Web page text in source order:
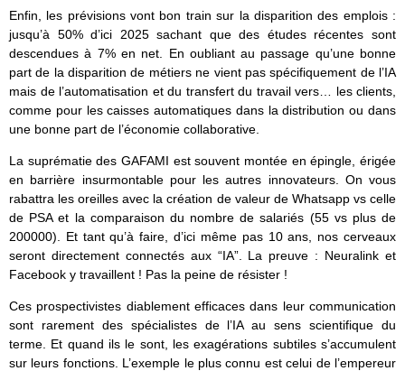
Enfin, les prévisions vont bon train sur la disparition des emplois :
jusqu’à 50% d’ici 2025 sachant que des études récentes sont
descendues à 7% en net. En oubliant au passage qu’une bonne
part de la disparition de métiers ne vient pas spécifiquement de l’IA
mais de l’automatisation et du transfert du travail vers… les clients,
comme pour les caisses automatiques dans la distribution ou dans
une bonne part de l’économie collaborative.
La suprématie des GAFAMI est souvent montée en épingle, érigée
en barrière insurmontable pour les autres innovateurs. On vous
rabattra les oreilles avec la création de valeur de Whatsapp vs celle
de PSA et la comparaison du nombre de salariés (55 vs plus de
200000). Et tant qu’à faire, d’ici même pas 10 ans, nos cerveaux
seront directement connectés aux “IA”. La preuve : Neuralink et
Facebook y travaillent ! Pas la peine de résister !
Ces prospectivistes diablement efficaces dans leur communication
sont rarement des spécialistes de l’IA au sens scientifique du
terme. Et quand ils le sont, les exagérations subtiles s’accumulent
sur leurs fonctions. L’exemple le plus connu est celui de l’empereur